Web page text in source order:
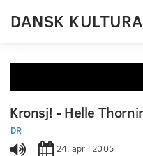
DANSK
seconds
of
0
seconds
Kronsj! - Helle
DR
24. april 2005